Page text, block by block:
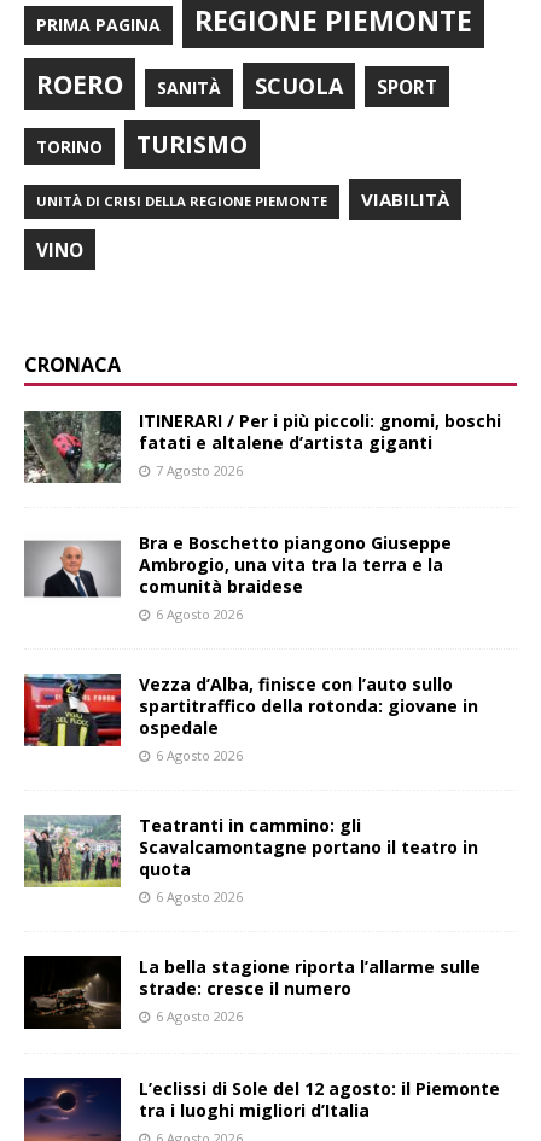
PRIMA PAGINA REGIONE PIEMONTE
ROERO SANITÀ SCUOLA SPORT
TORINO TURISMO
UNITÀ DI CRISI DELLA REGIONE PIEMONTE VIABILITÀ
VINO
CRONACA
ITINERARI / Per i più piccoli: gnomi, boschi
fatati e altalene d’artista giganti
7 Agosto 2026
Bra e Boschetto piangono Giuseppe
Ambrogio, una vita tra la terra e la
comunità braidese
6 Agosto 2026
Vezza d’Alba, finisce con l’auto sullo
spartitraffico della rotonda: giovane in
ospedale
6 Agosto 2026
Teatranti in cammino: gli
Scavalcamontagne portano il teatro in
quota
6 Agosto 2026
La bella stagione riporta l’allarme sulle
strade: cresce il numero
6 Agosto 2026
L’eclissi di Sole del 12 agosto: il Piemonte
tra i luoghi migliori d’Italia